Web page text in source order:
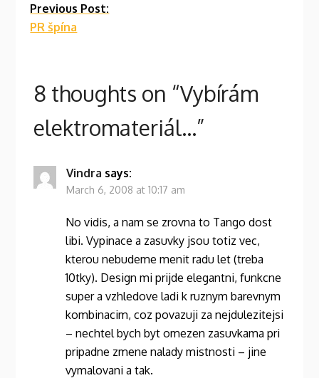
Continue
Reading
Previous Post:
PR špína
8 thoughts on “Vybírám
elektromateriál…”
Vindra says:
March 6, 2008 at 10:17 am
No vidis, a nam se zrovna to Tango dost
libi. Vypinace a zasuvky jsou totiz vec,
kterou nebudeme menit radu let (treba
10tky). Design mi prijde elegantni, funkcne
super a vzhledove ladi k ruznym barevnym
kombinacim, coz povazuji za nejdulezitejsi
– nechtel bych byt omezen zasuvkama pri
pripadne zmene nalady mistnosti – jine
vymalovani a tak.